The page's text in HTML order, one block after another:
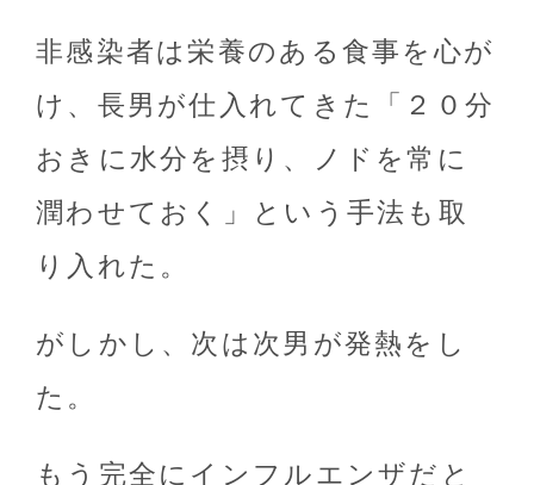
非感染者は栄養のある食事を心が
け、長男が仕入れてきた「２０分
おきに水分を摂り、ノドを常に
潤わせておく」という手法も取
り入れた。
がしかし、次は次男が発熱をし
た。
もう完全にインフルエンザだと